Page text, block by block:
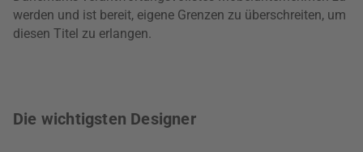
werden und ist bereit, eigene Grenzen zu überschreiten, um
diesen Titel zu erlangen.
Die wichtigsten Designer